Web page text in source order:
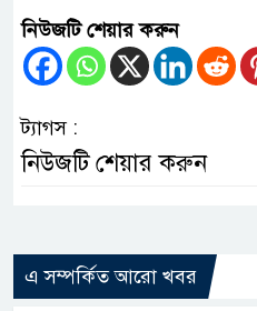
নিউজটি শেয়ার করুন
ট্যাগস :
নিউজটি শেয়ার করুন
এ সম্পর্কিত আরো খবর